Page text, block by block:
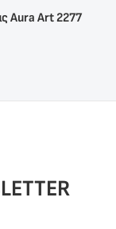
Aura Art 2277